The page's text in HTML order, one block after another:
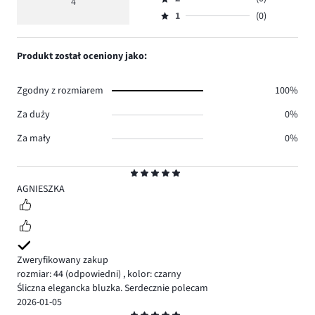
5
AGNIESZKA
Zweryfikowany zakup
rozmiar: 44 (odpowiedni) , kolor: czarny
Śliczna elegancka bluzka. Serdecznie polecam
2026-01-05
4.
głosów
ilość
Ocena
2,
Ocena
1,
1 (0)
Produkt został oceniony jako:
Zgodny z rozmiarem
100%
Za duży
0%
Za mały
0%